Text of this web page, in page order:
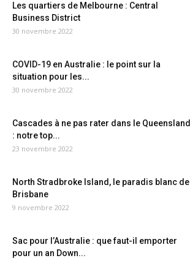
Les quartiers de Melbourne : Central
Business District
30 novembre 2022
COVID-19 en Australie : le point sur la
situation pour les...
30 novembre 2022
Cascades à ne pas rater dans le Queensland
: notre top...
23 novembre 2022
North Stradbroke Island, le paradis blanc de
Brisbane
9 novembre 2022
Sac pour l’Australie : que faut-il emporter
pour un an Down...